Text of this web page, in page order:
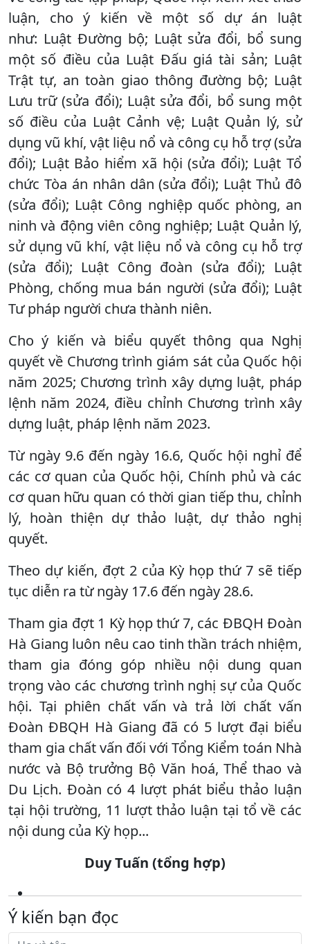
luận, cho ý kiến về một số dự án luật
như: Luật Đường bộ; Luật sửa đổi, bổ sung
một số điều của Luật Đấu giá tài sản; Luật
Trật tự, an toàn giao thông đường bộ; Luật
Lưu trữ (sửa đổi); Luật sửa đổi, bổ sung một
số điều của Luật Cảnh vệ; Luật Quản lý, sử
dụng vũ khí, vật liệu nổ và công cụ hỗ trợ (sửa
đổi); Luật Bảo hiểm xã hội (sửa đổi); Luật Tổ
chức Tòa án nhân dân (sửa đổi); Luật Thủ đô
(sửa đổi); Luật Công nghiệp quốc phòng, an
ninh và động viên công nghiệp; Luật Quản lý,
sử dụng vũ khí, vật liệu nổ và công cụ hỗ trợ
(sửa đổi); Luật Công đoàn (sửa đổi); Luật
Phòng, chống mua bán người (sửa đổi); Luật
Tư pháp người chưa thành niên.
Cho ý kiến và biểu quyết thông qua Nghị
quyết về Chương trình giám sát của Quốc hội
năm 2025; Chương trình xây dựng luật, pháp
lệnh năm 2024, điều chỉnh Chương trình xây
dựng luật, pháp lệnh năm 2023.
Từ ngày 9.6 đến ngày 16.6, Quốc hội nghỉ để
các cơ quan của Quốc hội, Chính phủ và các
cơ quan hữu quan có thời gian tiếp thu, chỉnh
lý, hoàn thiện dự thảo luật, dự thảo nghị
quyết.
Theo dự kiến, đợt 2 của Kỳ họp thứ 7 sẽ tiếp
tục diễn ra từ ngày 17.6 đến ngày 28.6.
Tham gia đợt 1 Kỳ họp thứ 7, các ĐBQH Đoàn
Hà Giang luôn nêu cao tinh thần trách nhiệm,
tham gia đóng góp nhiều nội dung quan
trọng vào các chương trình nghị sự của Quốc
hội. Tại phiên chất vấn và trả lời chất vấn
Đoàn ĐBQH Hà Giang đã có 5 lượt đại biểu
tham gia chất vấn đối với Tổng Kiểm toán Nhà
nước và Bộ trưởng Bộ Văn hoá, Thể thao và
Du Lịch. Đoàn có 4 lượt phát biểu thảo luận
tại hội trường, 11 lượt thảo luận tại tổ về các
nội dung của Kỳ họp...
Duy Tuấn (tổng hợp)
Ý kiến bạn đọc